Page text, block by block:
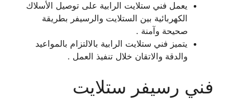
يعمل فني ستلايت الرابية على توصيل الأسلاك
الكهربائية بين الستلايت والرسيفر بطريقة
صحيحة وآمنة .
يتميز فني ستلايت الرابية بالالتزام بالمواعيد
والدقة والاتقان خلال تنفيذ العمل .
فني رسيفر ستلايت